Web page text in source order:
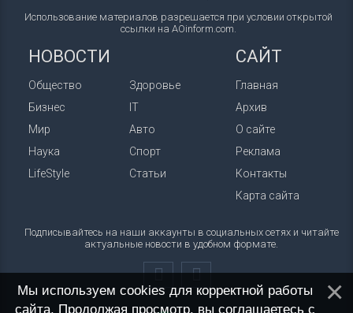
Использование материалов разрешается при условии открытой
ссылки на AOinform.com.
НОВОСТИ
Общество
Бизнес
Мир
Наука
LifeStyle
Здоровье
IT
Авто
Спорт
Статьи
САЙТ
Главная
Архив
О сайте
Реклама
Контакты
Карта сайта
Подписывайтесь на наши аккаунты в социальных сетях и читайте
актуальные новости в удобном формате.
Мы используем cookies для корректной работы
сайта. Продолжая просмотр, вы соглашаетесь с